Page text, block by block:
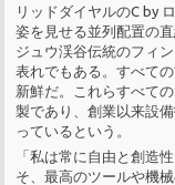
リッドダイヤルのC by
姿を見せる並列配置の
ジュウ渓谷伝統のフィ
表れでもある。すべて
新鮮だ。これらすべて
製であり、創業以来設
っているという。
「私は常に自由と創造
そ、最高のツールや機